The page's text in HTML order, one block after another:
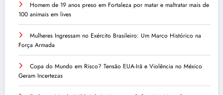
Homem de 19 anos preso em Fortaleza por matar e maltratar mais de
100 animais em lives
Mulheres Ingressam no Exército Brasileiro: Um Marco Histórico na
Força Armada
Copa do Mundo em Risco? Tensão EUA-Irã e Violência no México
Geram Incertezas